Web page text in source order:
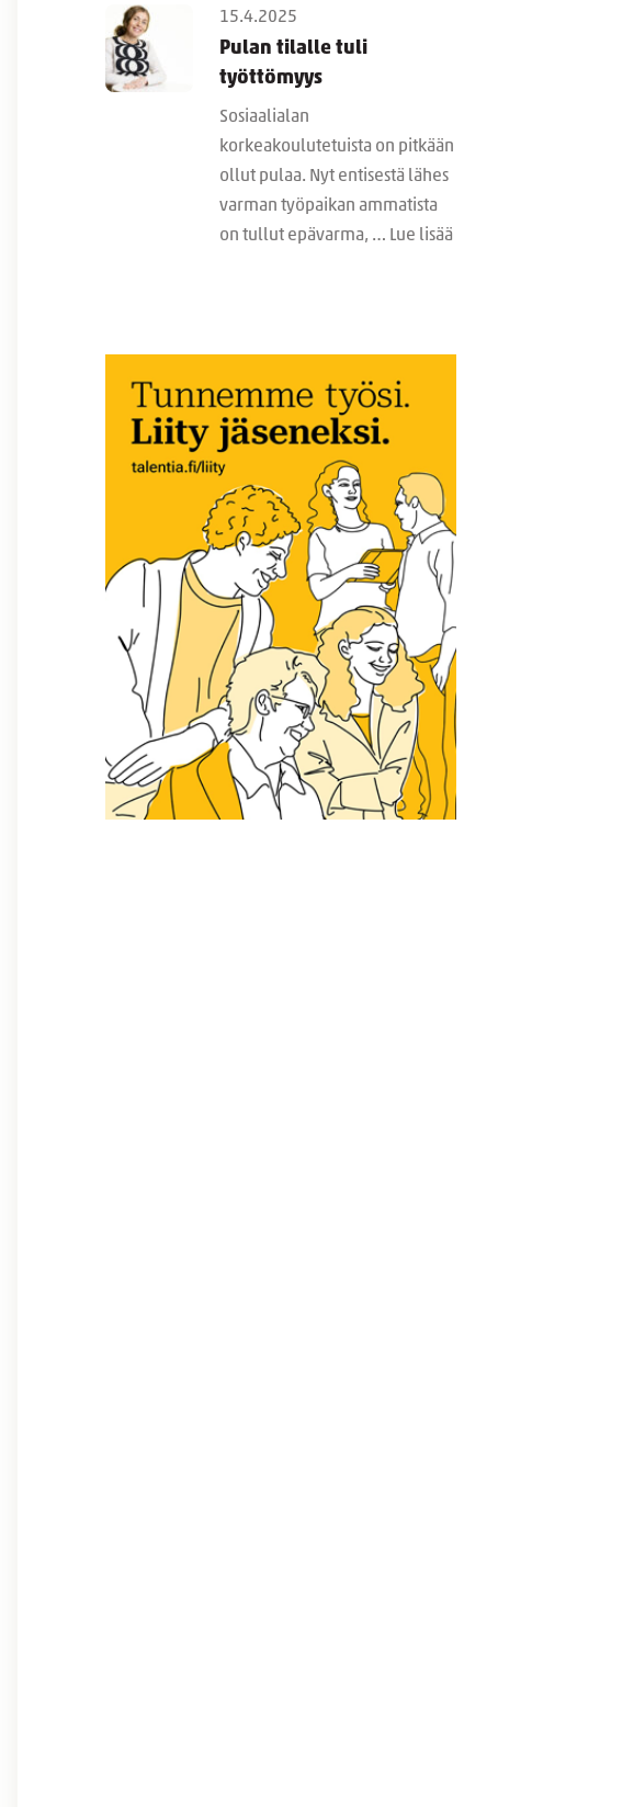
15.4.2025
Pulan tilalle tuli
työttömyys
Sosiaalialan
korkeakoulutetuista on pitkään
ollut pulaa. Nyt entisestä lähes
varman työpaikan ammatista
on tullut epävarma, … Lue lisää